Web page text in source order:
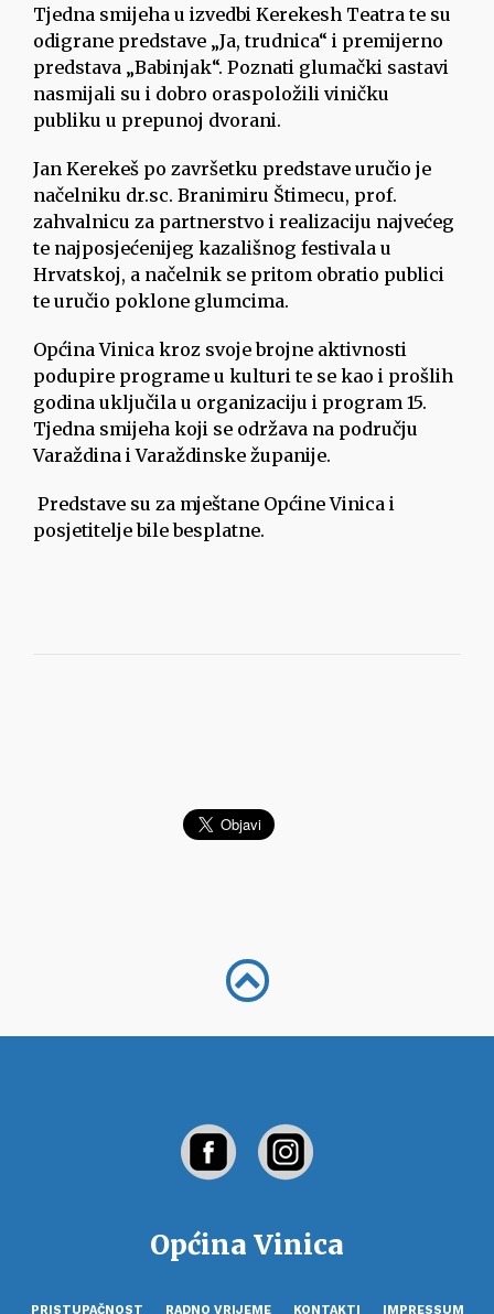
Tjedna smijeha u izvedbi Kerekesh Teatra te su
odigrane predstave „Ja, trudnica“ i premijerno
predstava „Babinjak“. Poznati glumački sastavi
nasmijali su i dobro oraspoložili viničku
publiku u prepunoj dvorani.
Jan Kerekeš po završetku predstave uručio je
načelniku dr.sc. Branimiru Štimecu, prof.
zahvalnicu za partnerstvo i realizaciju najvećeg
te najposjećenijeg kazališnog festivala u
Hrvatskoj, a načelnik se pritom obratio publici
te uručio poklone glumcima.
Općina Vinica kroz svoje brojne aktivnosti
podupire programe u kulturi te se kao i prošlih
godina uključila u organizaciju i program 15.
Tjedna smijeha koji se održava na području
Varaždina i Varaždinske županije.
Predstave su za mještane Općine Vinica i
posjetitelje bile besplatne.
Općina Vinica
PRISTUPAČNOST RADNO VRIJEME KONTAKTI IMPRESSUM